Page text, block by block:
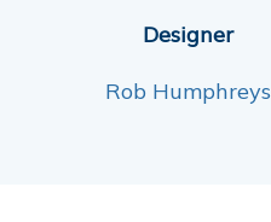
Designer
Rob Humphreys